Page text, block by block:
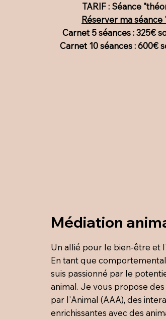
Un allié pour le bien-être et
En tant que
suis passionné par le
animal. Je vous propose
par l'Animal (AAA), des
enrichissantes avec des
Médiation
TARIF : Séance
Réserver ma
Carnet 5 séances : 325€
Carnet 10 séances : 600€